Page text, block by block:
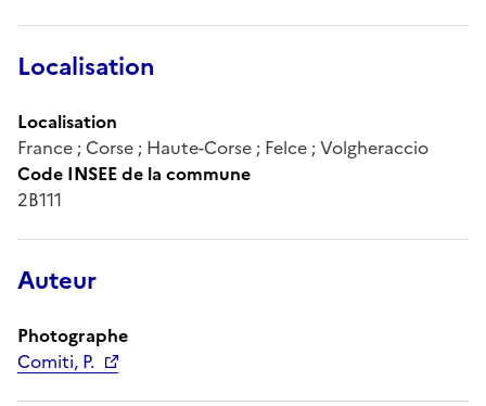
Localisation
Localisation
France ; Corse ; Haute-Corse ; Felce ; Volgheraccio
Code INSEE de la commune
2B111
Auteur
Photographe
Comiti, P.